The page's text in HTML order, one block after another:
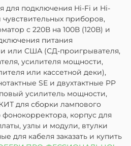
для подключения Hi-Fi и Hi-
приборов,
с 220В на 100В (120В) и
питания
или США (СД-проигрывателя,
усилителя мощности,
или кассетной деки),
SE и двухтактные PP
усилитель мощности,
для сборки лампового
корпус для
узлы и модули, втулки
для кабеля заказать и купить